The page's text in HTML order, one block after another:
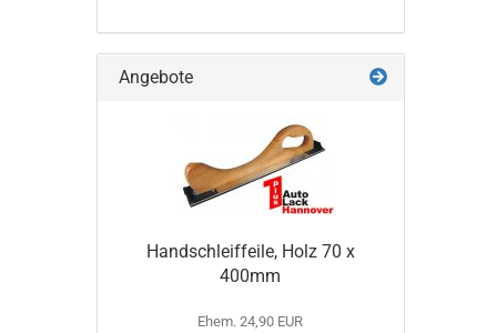
Angebote
Handschleiffeile, Holz 70 x
400mm
Ehem. 24,90 EUR